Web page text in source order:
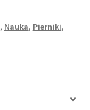
, Nauka, Pierniki,